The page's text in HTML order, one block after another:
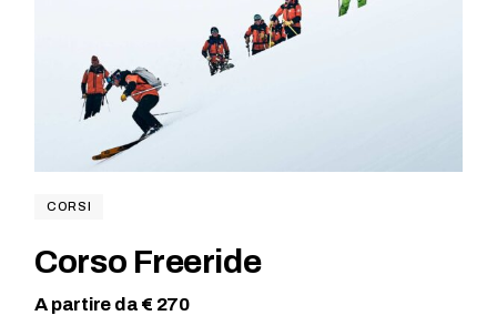
CORSI
Corso Freeride
A partire da € 270